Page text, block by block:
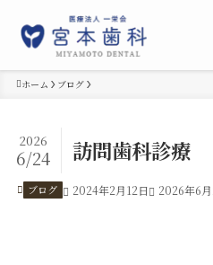
ホーム ブログ
訪問歯科診療
2026
6/24
ブログ 2024年2月12日 2026年6